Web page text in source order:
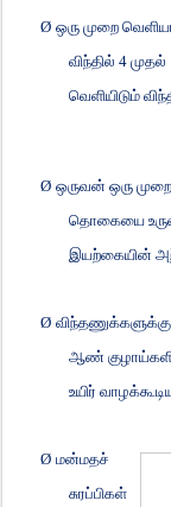
Ø ஒரு முறை
விந்தில் 4 முதல்
வெளியிடும்
Ø ஒருவன் ஒரு
தொகையை
இயற்கையின்
Ø
ஆண்
உயிர்
Ø மன்மதச்
சுரப்பிகள்